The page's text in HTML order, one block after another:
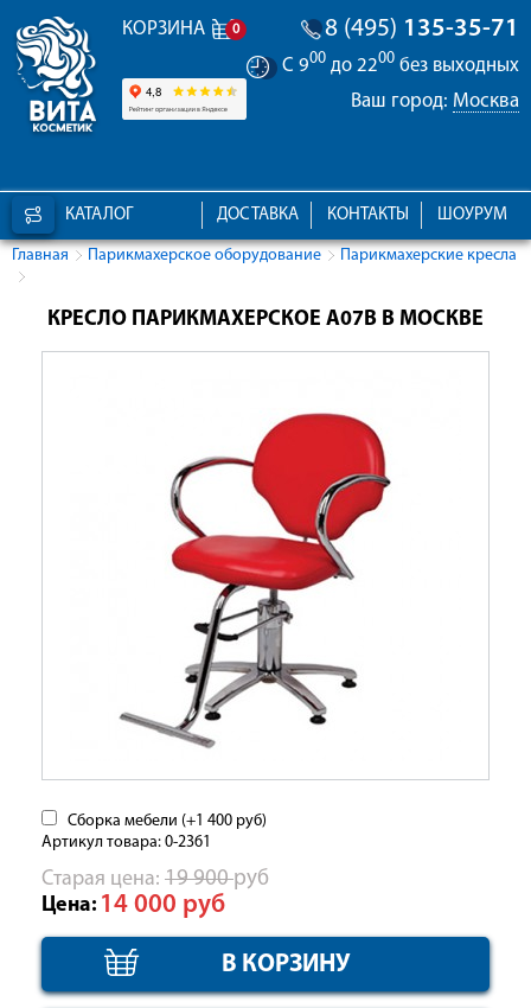
КОРЗИНА 0 8 (495) 135-35-71
С 900 до 2200 без выходных
Ваш город: Москва
КАТАЛОГ ШОУРУМ
КОНТАКТЫ
ДОСТАВКА
Главная Парикмахерское оборудование Парикмахерские кресла
КРЕСЛО ПАРИКМАХЕРСКОЕ А07B В МОСКВЕ
Сборка мебели (+1 400 руб)
Артикул товара: 0-2361
Cтарая цена: 19 900руб
Цена: 14 000 руб